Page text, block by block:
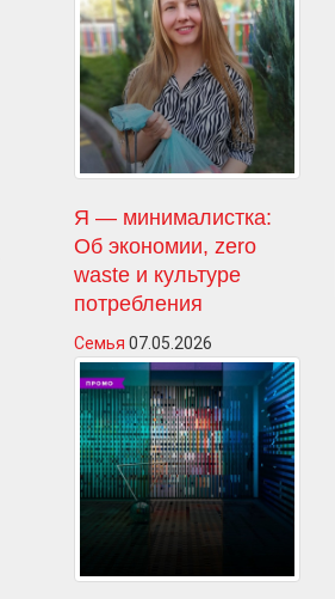
Я — минималистка:
Об экономии, zero
waste и культуре
потребления
Семья 07.05.2026